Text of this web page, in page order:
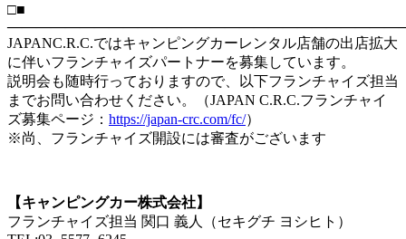
□■
JAPANC.R.C.ではキャンピングカーレンタル店舗の出店拡大
に伴いフランチャイズパートナーを募集しています。
説明会も随時行っておりますので、以下フランチャイズ担当
までお問い合わせください。（JAPAN C.R.C.フランチャイ
ズ募集ページ： https://japan-crc.com/fc/）
※尚、フランチャイズ開設には審査がございます
【キャンピングカー株式会社】
フランチャイズ担当 関口 義人（セキグチ ヨシヒト）